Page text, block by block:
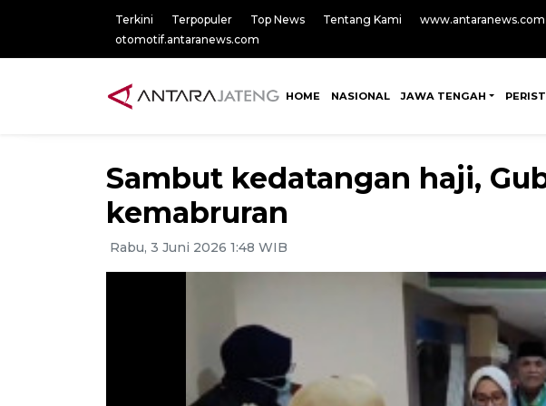
Terkini Terpopuler Top News Tentang Kami www.antaranews.com
otomotif.antaranews.com
HOME NASIONAL JAWA TENGAH
Sambut kedatangan haji,
kemabruran
Rabu, 3 Juni 2026 1:48 WIB